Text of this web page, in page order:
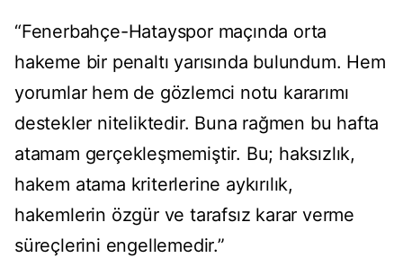
“Fenerbahçe-Hatayspor maçında orta
hakeme bir penaltı yarısında bulundum. Hem
yorumlar hem de gözlemci notu kararımı
destekler niteliktedir. Buna rağmen bu hafta
atamam gerçekleşmemiştir. Bu; haksızlık,
hakem atama kriterlerine aykırılık,
hakemlerin özgür ve tarafsız karar verme
süreçlerini engellemedir.”